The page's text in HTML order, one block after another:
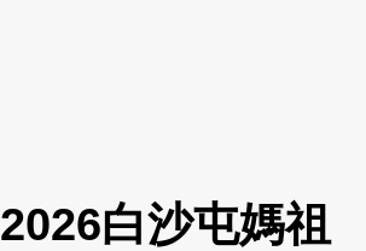
2026白沙屯媽祖